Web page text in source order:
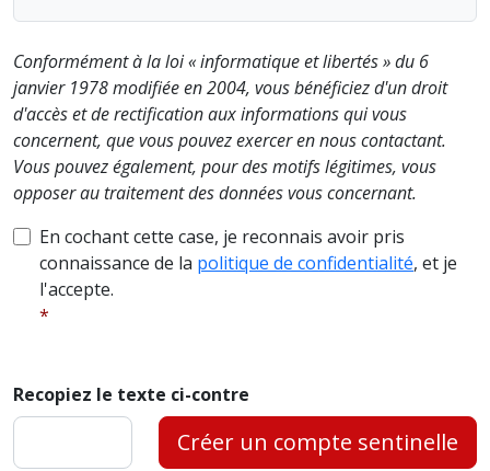
Conformément à la loi « informatique et libertés » du 6
janvier 1978 modifiée en 2004, vous bénéficiez d'un droit
d'accès et de rectification aux informations qui vous
concernent, que vous pouvez exercer en nous contactant.
Vous pouvez également, pour des motifs légitimes, vous
opposer au traitement des données vous concernant.
En cochant cette case, je reconnais avoir pris
connaissance de la politique de confidentialité, et je
l'accepte.
Recopiez le texte ci-contre
Créer un compte sentinelle